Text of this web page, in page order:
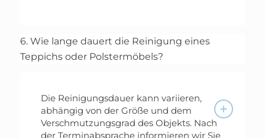
6. Wie lange dauert die Reinigung eines
Teppichs oder Polstermöbels?
Die Reinigungsdauer kann variieren,
abhängig von der Größe und dem
Verschmutzungsgrad des Objekts. Nach
der Terminabsprache informieren wir Sie